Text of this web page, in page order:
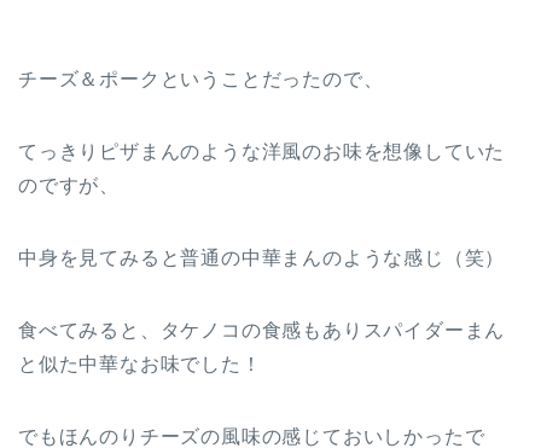
チーズ＆ポークということだったので、
てっきりピザまんのような洋風のお味を想像していた
のですが、
中身を見てみると普通の中華まんのような感じ（笑）
食べてみると、タケノコの食感もありスパイダーまん
と似た中華なお味でした！
でもほんのりチーズの風味の感じておいしかったで